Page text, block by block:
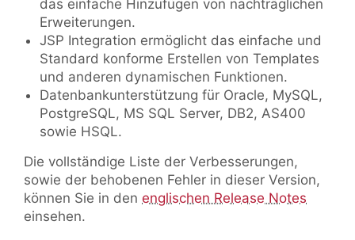
das einfache Hinzufügen von nachträglichen
Erweiterungen.
JSP Integration ermöglicht das einfache und
Standard konforme Erstellen von Templates
und anderen dynamischen Funktionen.
Datenbankunterstützung für Oracle, MySQL,
PostgreSQL, MS SQL Server, DB2, AS400
sowie HSQL.
Die vollständige Liste der Verbesserungen,
sowie der behobenen Fehler in dieser Version,
können Sie in den englischen Release Notes
einsehen.